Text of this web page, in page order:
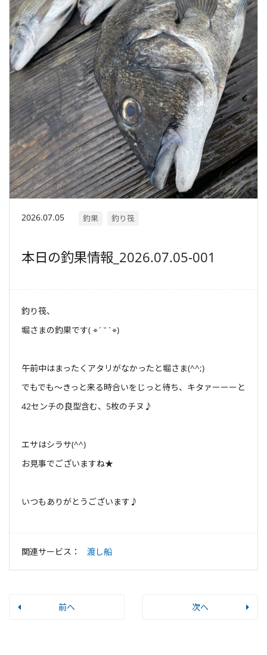
2026.07.05 釣果 釣り筏
本日の釣果情報_2026.07.05-001
釣り筏、
堀さまの釣果です( ⌯´˘`⌯)
午前中はまったくアタリがなかったと堀さま(^^;)
でもでも〜きっと来る時合いをじっと待ち、キタァーーーと
42センチの良型含む、5枚のチヌ♪
エサはシラサ(^^)
お見事でございますね★
いつもありがとうございます♪
関連サービス： 渡し船
前へ 次へ